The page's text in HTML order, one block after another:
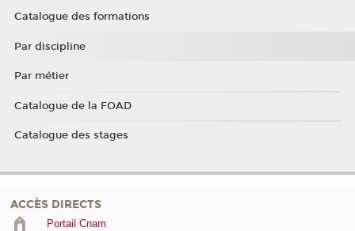
Catalogue des formations
Par discipline
Par métier
Catalogue de la FOAD
Catalogue des stages
ACCÈS DIRECTS
Portail Cnam